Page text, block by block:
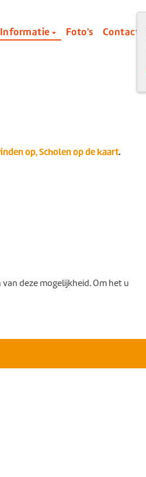
Informatie Foto's Contact
op, Scholen op de kaart.
deze mogelijkheid. Om het u